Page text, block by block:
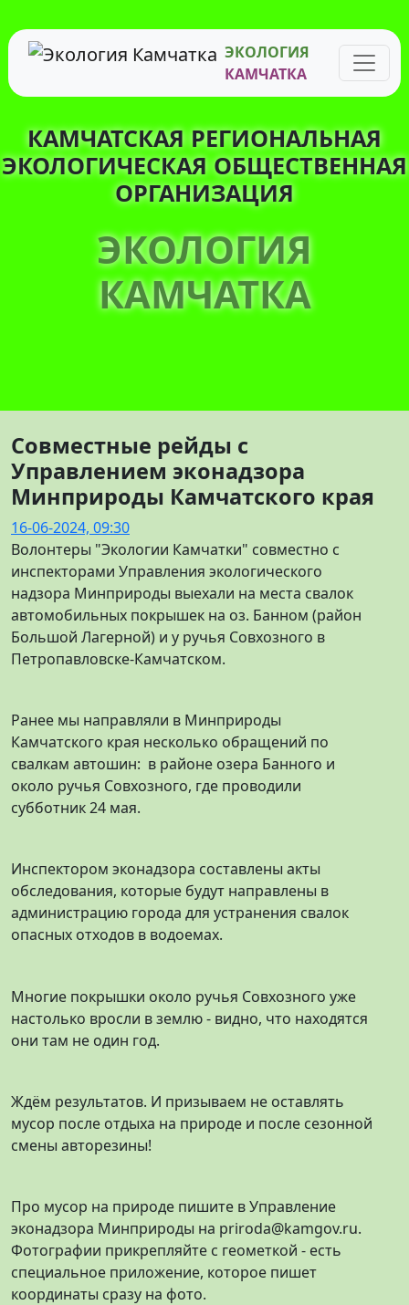
ЭКОЛОГИЯ
КАМЧАТКА
КАМЧАТСКАЯ РЕГИОНАЛЬНАЯ
ЭКОЛОГИЧЕСКАЯ ОБЩЕСТВЕННАЯ
ОРГАНИЗАЦИЯ
ЭКОЛОГИЯ
КАМЧАТКА
Совместные рейды с
Управлением эконадзора
Минприроды Камчатского края
16-06-2024, 09:30
Волонтеры "Экологии Камчатки" совместно с
инспекторами Управления экологического
надзора Минприроды выехали на места свалок
автомобильных покрышек на оз. Банном (район
Большой Лагерной) и у ручья Совхозного в
Петропавловске-Камчатском.
Ранее мы направляли в Минприроды
Камчатского края несколько обращений по
свалкам автошин: в районе озера Банного и
около ручья Совхозного, где проводили
субботник 24 мая.
Инспектором эконадзора составлены акты
обследования, которые будут направлены в
администрацию города для устранения свалок
опасных отходов в водоемах.
Многие покрышки около ручья Совхозного уже
настолько вросли в землю - видно, что находятся
они там не один год.
Ждём результатов. И призываем не оставлять
мусор после отдыха на природе и после сезонной
смены авторезины!
Про мусор на природе пишите в Управление
эконадзора Минприроды на priroda@kamgov.ru.
Фотографии прикрепляйте с геометкой - есть
специальное приложение, которое пишет
координаты сразу на фото.